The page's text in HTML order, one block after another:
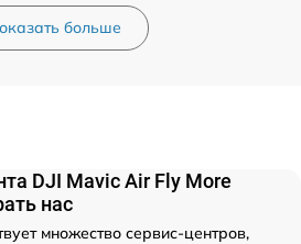
больше
DJI Mavic Air Fly More
нас
множество сервис-центров,